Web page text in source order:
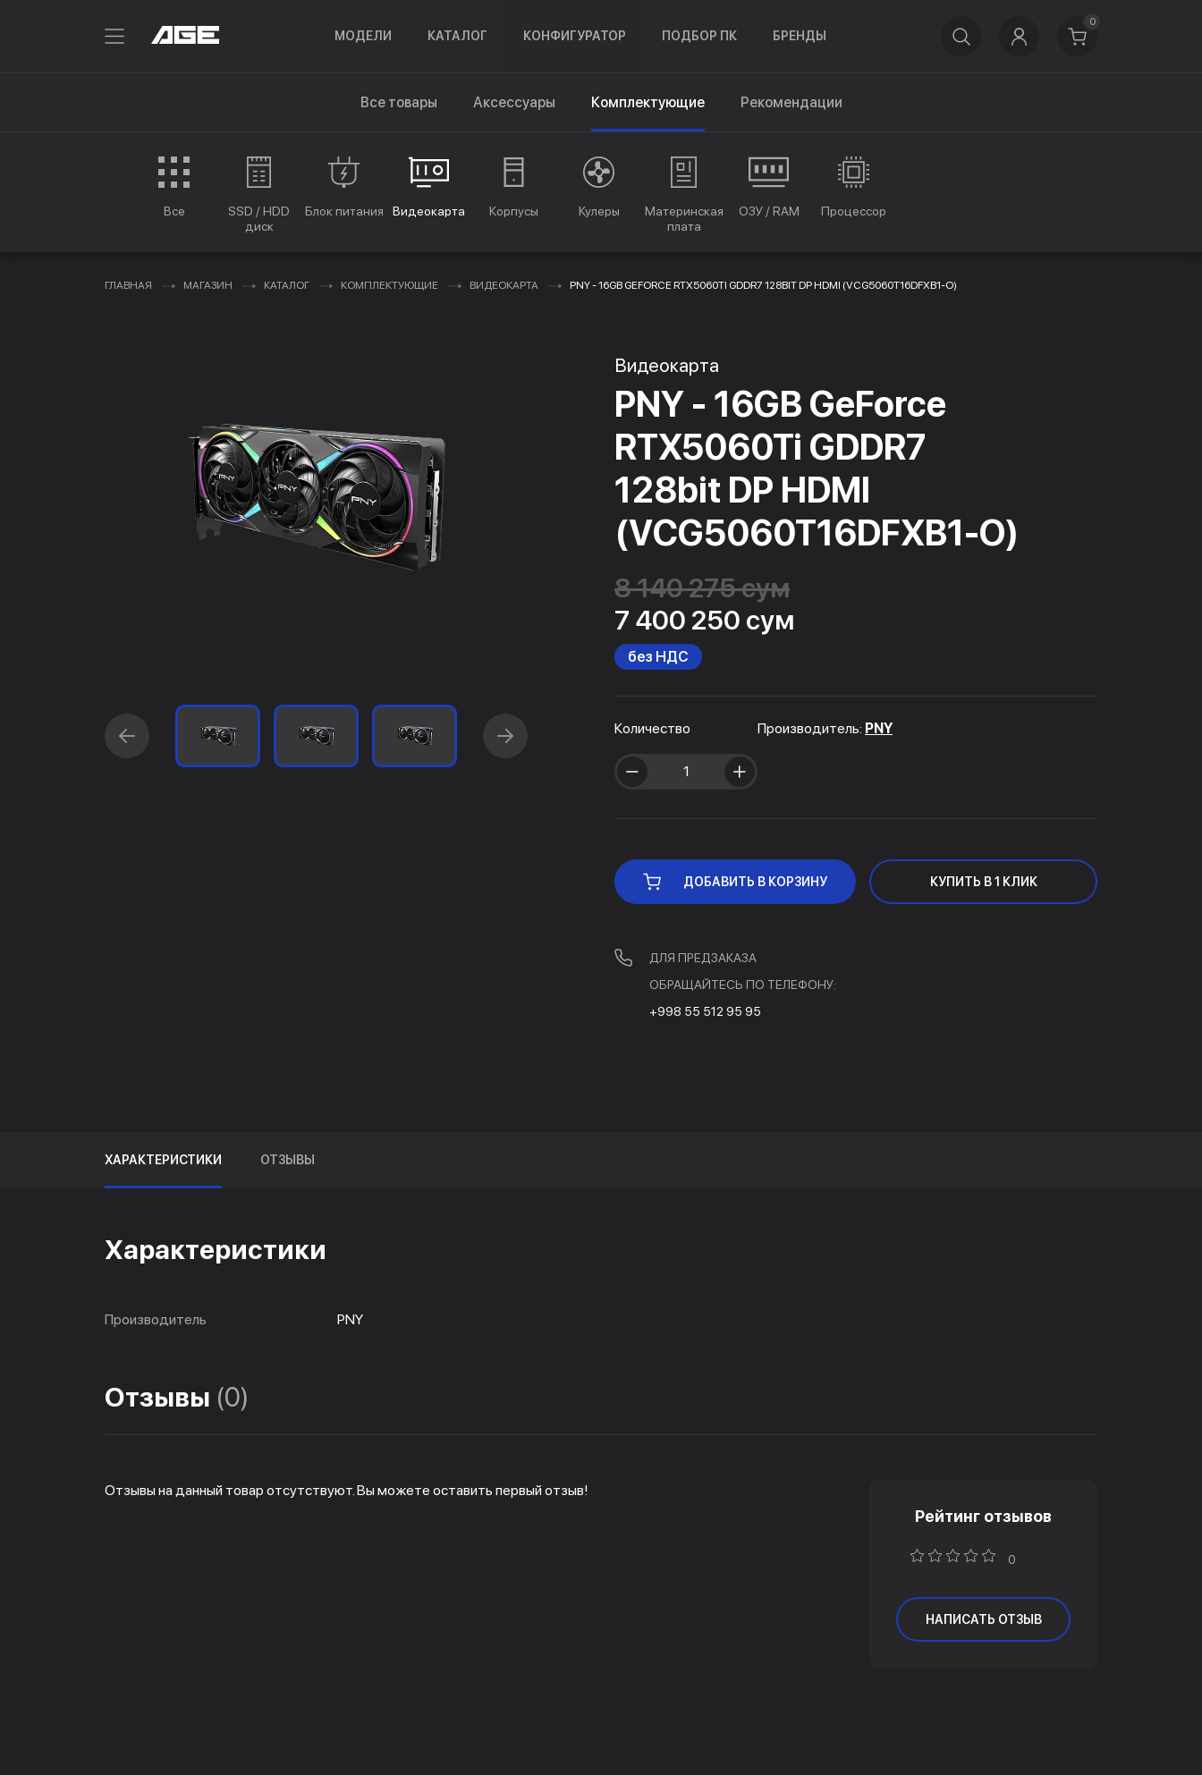
МОДЕЛИ КАТАЛОГ КОНФИГУРАТОР ПОДБОР ПК БРЕНДЫ
0
Все товары Аксессуары Комплектующие Рекомендации
Все
SSD / HDD
диск
Блок питания Видеокарта Корпусы Кулеры
Материнская
плата
ОЗУ / RAM Процессор
ГЛАВНАЯ МАГАЗИН КАТАЛОГ КОМПЛЕКТУЮЩИЕ ВИДЕОКАРТА PNY - 16GB GEFORCE RTX5060TI GDDR7 128BIT DP HDMI (VCG5060T16DFXB1-O)
Видеокарта
PNY - 16GB GeForce
RTX5060Ti GDDR7
128bit DP HDMI
(VCG5060T16DFXB1-O)
8 140 275 сум
7 400 250 сум
без НДС
Количество Производитель: PNY
ДОБАВИТЬ В КОРЗИНУ КУПИТЬ В 1 КЛИК
ДЛЯ ПРЕДЗАКАЗА
ОБРАЩАЙТЕСЬ ПО ТЕЛЕФОНУ:
+998 55 512 95 95
ХАРАКТЕРИСТИКИ ОТЗЫВЫ
Характеристики
Производитель PNY
Отзывы (0)
Отзывы на данный товар отсутствуют. Вы можете оставить первый отзыв!
Рейтинг отзывов
0
НАПИСАТЬ ОТЗЫВ